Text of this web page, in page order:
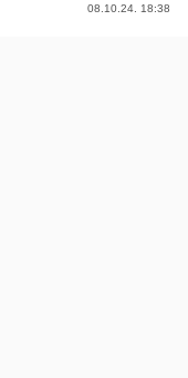
08.10.24. 18:38